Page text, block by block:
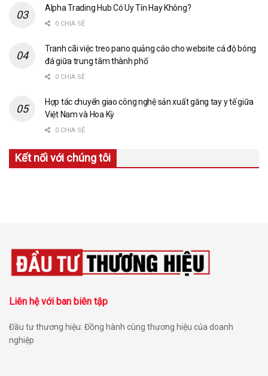
Alpha Trading Hub Có Uy Tín Hay Không?
0 CHIA SẺ
Tranh cãi việc treo pano quảng cáo cho website cá độ bóng
đá giữa trung tâm thành phố
0 CHIA SẺ
Hợp tác chuyển giao công nghệ sản xuất găng tay y tế giữa
Việt Nam và Hoa Kỳ
0 CHIA SẺ
Kết nối với chúng tôi
Liên hệ với ban biên tập
Đầu tư thương hiệu: Đồng hành cùng thương hiệu của doanh
nghiệp